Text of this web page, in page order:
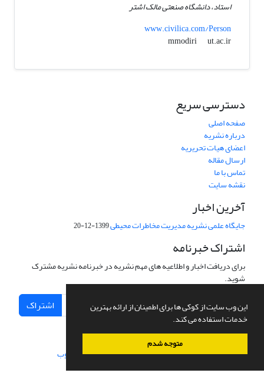
این وب سایت از کوکی ها برای اطمینان از ارائه بهترین
خدمات استفاده می کند.
متوجه شدم
استاد، دانشگاه صنعتی مالک اشتر
www.civilica.com/Person
mmodiri
ut.ac.ir
دسترسی سریع
صفحه اصلی
درباره نشریه
اعضای هیات تحریریه
ارسال مقاله
تماس با ما
نقشه سایت
آخرین اخبار
جایگاه علمی نشریه مدیریت مخاطرات محیطی1399-12-20
اشتراک خبرنامه
برای دریافت اخبار و اطلاعیه های مهم نشریه در خبرنامه نشریه مشترک
شوید.
اشتراک
سامانه مدیریت نشریات علمی.طراحی و پیاده سازی از سیناوب